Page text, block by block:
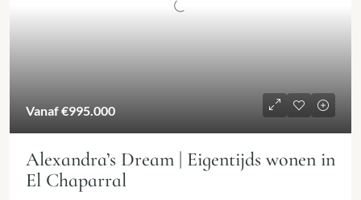
Vanaf€995.000
Alexandra’s Dream | Eigentijds wonen in
El Chaparral